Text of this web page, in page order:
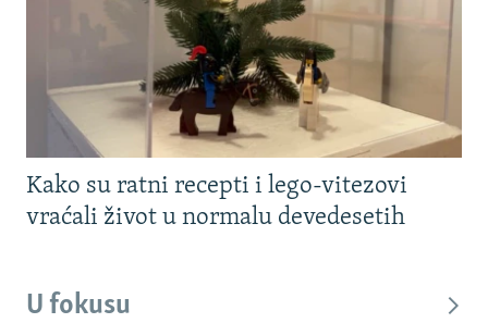
Kako su ratni recepti i lego-vitezovi
vraćali život u normalu devedesetih
U fokusu